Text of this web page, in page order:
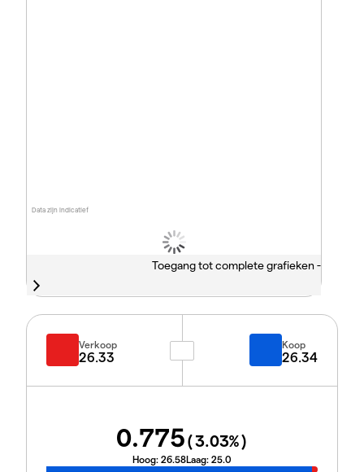
Data zijn indicatief
Toegang tot complete grafieken -
Verkoop
26.33
Koop
26.34
0.775(3.03%)
Hoog: 26.58Laag: 25.0